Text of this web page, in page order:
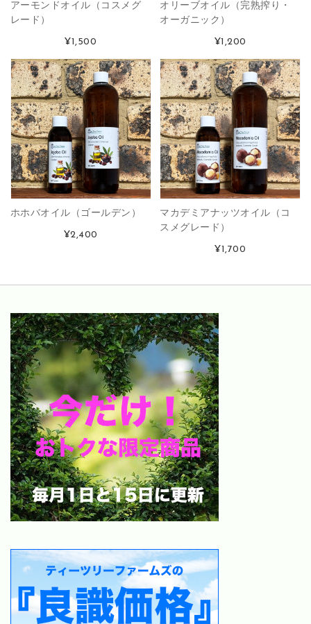
アーモンドオイル（コスメグ
レード）
¥1,500
オリーブオイル（完熟搾り・
オーガニック）
¥1,200
ホホバオイル（ゴールデン）
¥2,400
マカデミアナッツオイル（コ
スメグレード）
¥1,700